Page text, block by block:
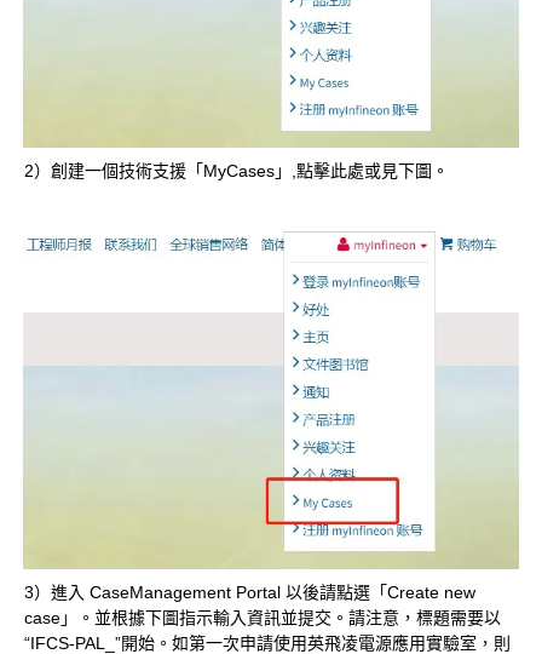
2）創建一個技術支援「MyCases」,點擊此處或見下圖。
3）進入 CaseManagement Portal 以後請點選「Create new
case」。並根據下圖指示輸入資訊並提交。請注意，標題需要以
“IFCS-PAL_”開始。如第一次申請使用英飛凌電源應用實驗室，則